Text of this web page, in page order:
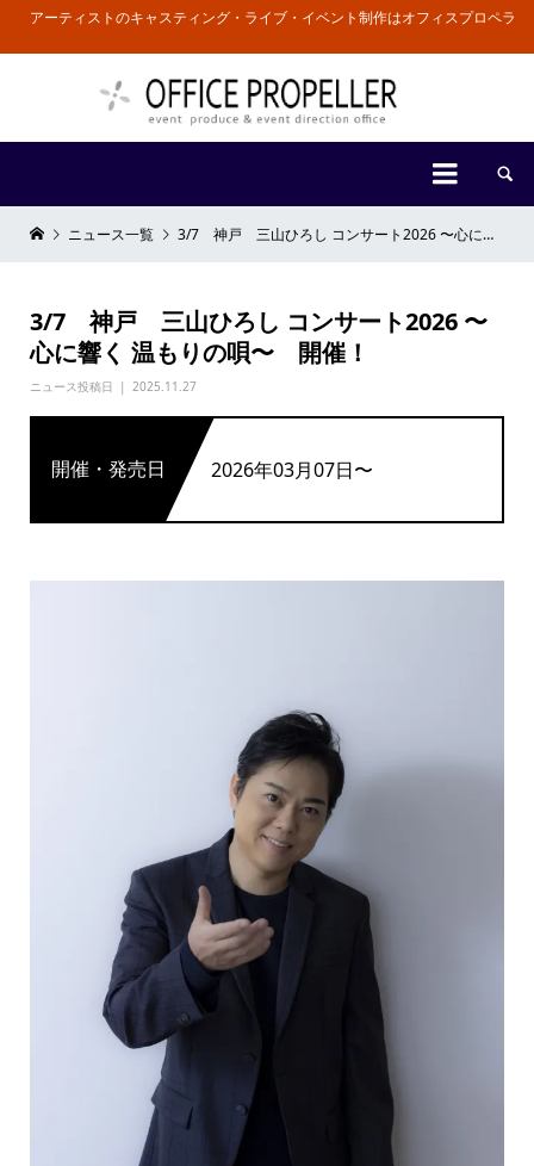
アーティストのキャスティング・ライブ・イベント制作はオフィスプロペラ
 
ニュース一覧 3/7 神戸 三山ひろし コンサート2026 〜心に響く 温もりの唄〜 開催！
3/7 神戸 三山ひろし コンサート2026 〜
心に響く 温もりの唄〜 開催！
ニュース投稿日 2025.11.27
開催・発売日 2026年03月07日〜